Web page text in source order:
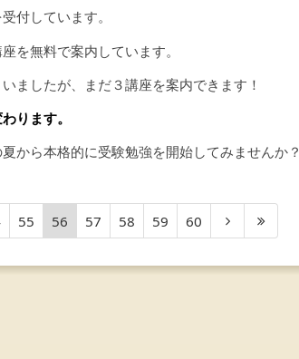
付しています。
を無料で案内しています。
ましたが、まだ３講座を案内できます！
ります。
から本格的に受験勉強を開始してみませんか？
55 56 57 58 59 60